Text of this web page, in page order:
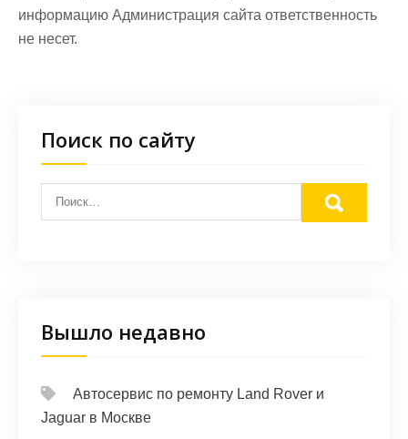
информацию Администрация сайта ответственность
не несет.
Поиск по сайту
Вышло недавно
Автосервис по ремонту Land Rover и
Jaguar в Москве